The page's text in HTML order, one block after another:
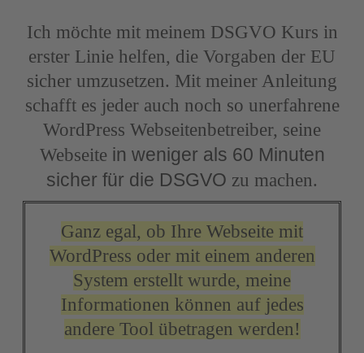
Ich möchte mit meinem DSGVO Kurs in
erster Linie helfen, die Vorgaben der EU
sicher umzusetzen. Mit meiner Anleitung
schafft es jeder auch noch so unerfahrene
WordPress Webseitenbetreiber, seine
Webseite in weniger als 60 Minuten
sicher für die DSGVO zu machen.
Ganz egal, ob Ihre Webseite mit
WordPress oder mit einem anderen
System erstellt wurde, meine
Informationen können auf jedes
andere Tool übetragen werden!